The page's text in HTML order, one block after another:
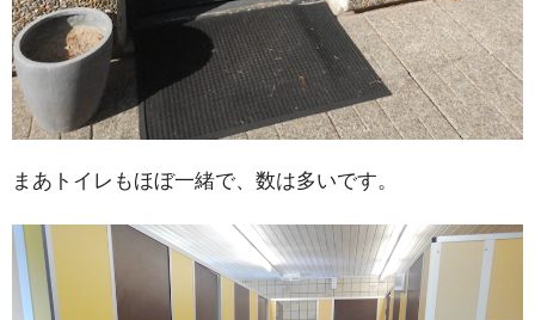
まあトイレもほぼ一緒で、数は多いです。